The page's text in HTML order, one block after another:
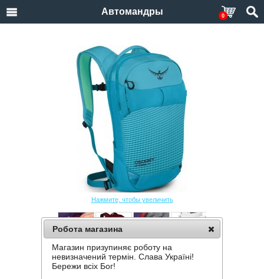
Автомандры 0
Нажмите, чтобы увеличить
РЮКЗАК OSPREY KRESTA 14
Робота магазина
Магазин призупиняє роботу на
невизначений термін. Слава Україні!
Бережи всіх Бог!